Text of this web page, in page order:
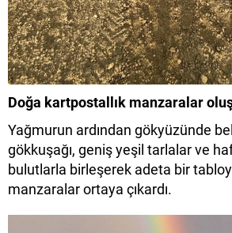
Doğa kartpostallık manzaralar
Yağmurun ardından gökyüzünde
gökkuşağı, geniş yeşil tarlalar ve
bulutlarla birleşerek adeta bir
manzaralar ortaya çıkardı.